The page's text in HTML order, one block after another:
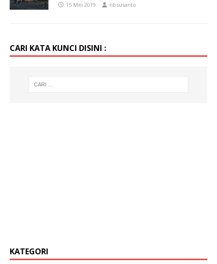
15 Mei 2019 nbsusanto
CARI KATA KUNCI DISINI :
KATEGORI